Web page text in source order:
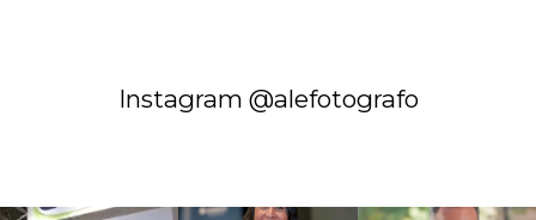
Instagram @alefotografo